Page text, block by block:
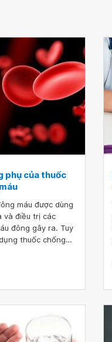
phụ của thuốc
máu được dùng
và điều trị các
đông gây ra. Tuy
thuốc chống
bệnh cần